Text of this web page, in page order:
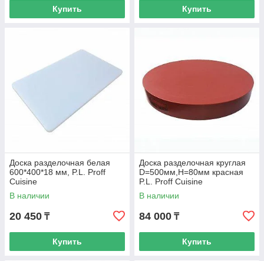
Купить Купить
Доска разделочная белая
600*400*18 мм, P.L. Proff
Cuisine
В наличии
20 450 ₸
Купить
Доска разделочная круглая
D=500мм,H=80мм красная
P.L. Proff Cuisine
В наличии
84 000 ₸
Купить